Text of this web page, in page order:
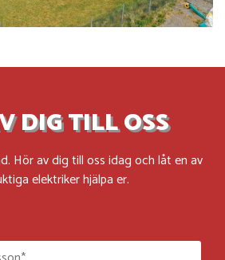
DIG TILL OSS
Hör av dig till oss idag och låt en av
elektriker hjälpa er.